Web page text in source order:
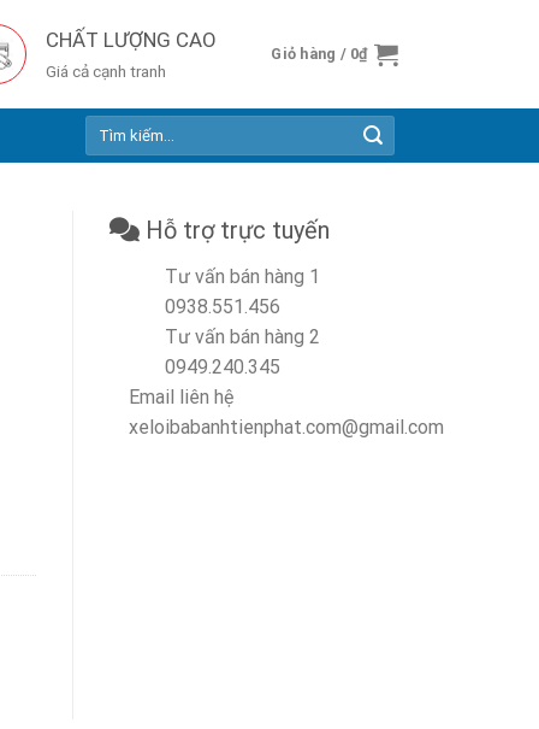
CHẤT LƯỢNG CAO
Giá cả cạnh tranh
Giỏ hàng / 0₫
Tìm
Hỗ trợ trực tuyến
Tư vấn bán hàng 1
0938.551.456
Tư vấn bán hàng 2
0949.240.345
Email liên hệ
xeloibabanhtienphat.com@gmail.com